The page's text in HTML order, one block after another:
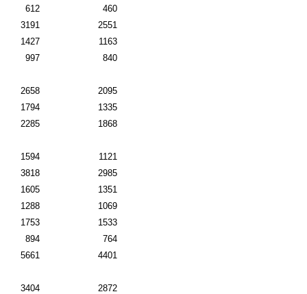
612
460
3191
2551
1427
1163
997
840
2658
2095
1794
1335
2285
1868
1594
1121
3818
2985
1605
1351
1288
1069
1753
1533
894
764
5661
4401
3404
2872